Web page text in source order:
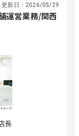
ウエスト34階）
33 大阪府枚方
ジデンス櫂枚
北区長曽根町
市土生町3丁
市北区大淀中
ガーデンシッ
大明石町2丁目
前ビル） 兵庫
NKビル1F）
和歌山県和歌
FK
市米原4丁目2
更新日： 2026/05/29
運営業務/関西
長